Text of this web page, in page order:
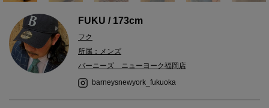
FUKU / 173cm
フク
所属：メンズ
バーニーズ ニューヨーク福岡店
barneysnewyork_fukuoka